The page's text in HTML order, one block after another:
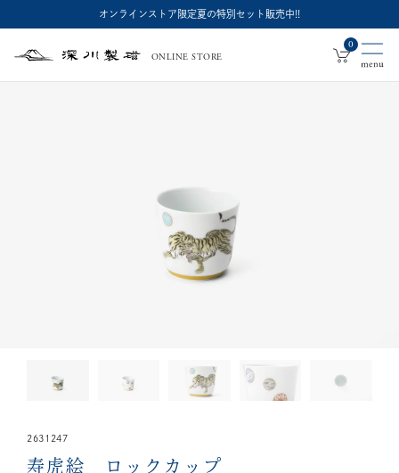
オンラインストア限定夏の特別セット販売中!!
深
ONLINE STORE
0
2631247
寿虎絵 ロックカップ